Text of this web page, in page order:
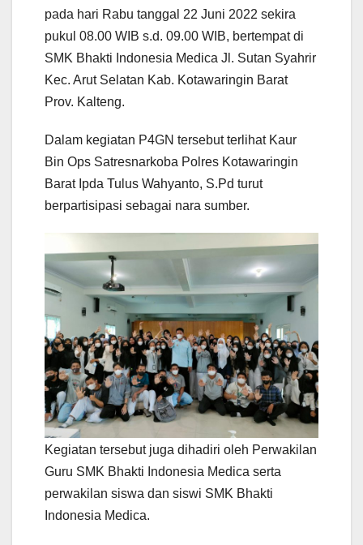
pada hari Rabu tanggal 22 Juni 2022 sekira
pukul 08.00 WIB s.d. 09.00 WIB, bertempat di
SMK Bhakti Indonesia Medica Jl. Sutan Syahrir
Kec. Arut Selatan Kab. Kotawaringin Barat
Prov. Kalteng.
Dalam kegiatan P4GN tersebut terlihat Kaur
Bin Ops Satresnarkoba Polres Kotawaringin
Barat Ipda Tulus Wahyanto, S.Pd turut
berpartisipasi sebagai nara sumber.
Kegiatan tersebut juga dihadiri oleh Perwakilan
Guru SMK Bhakti Indonesia Medica serta
perwakilan siswa dan siswi SMK Bhakti
Indonesia Medica.